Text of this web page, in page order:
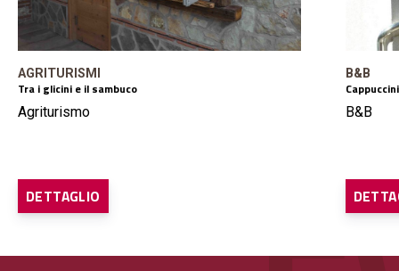
AGRITURISMI
Tra i glicini e il sambuco
Agriturismo
DETTAGLIO
B&B
Cappuccini
B&B